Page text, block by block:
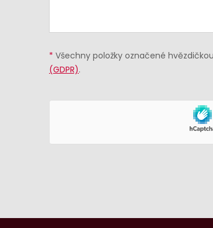
* Všechny položky označené
(GDPR).